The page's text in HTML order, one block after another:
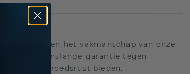
kwaliteit en het vakmanschap van onze
gratis levenslange garantie tegen
altijd gemoedsrust bieden.